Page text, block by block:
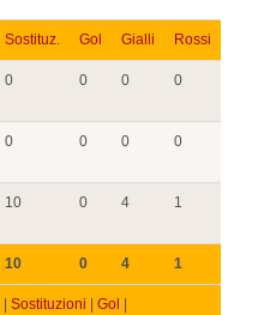
Sostituz. Gol Gialli Rossi
0 0 0 0
0 0 0 0
10 0 4 1
10 0 4 1
Sostituzioni Gol